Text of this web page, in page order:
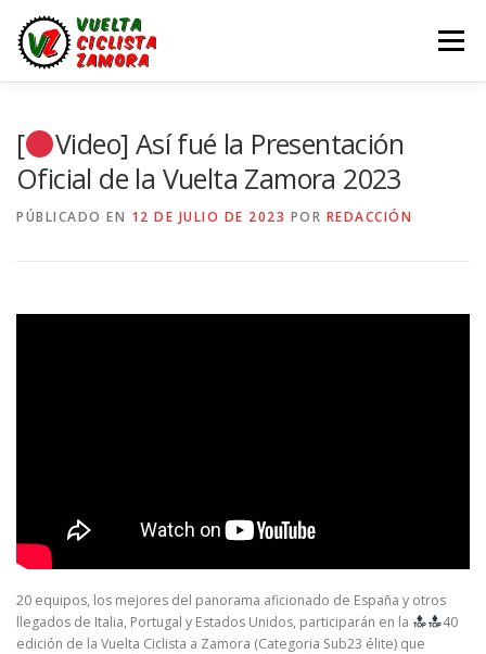
contenido
Menú
[
Video] Así fué la Presentación
Oficial de la Vuelta Zamora 2023
PÚBLICADO EN 12 DE JULIO DE 2023 POR REDACCIÓN
20 equipos, los mejores del panorama aficionado de España y otros
llegados de Italia, Portugal y Estados Unidos, participarán en la
40
edición de la Vuelta Ciclista a Zamora (Categoria Sub23 élite) que